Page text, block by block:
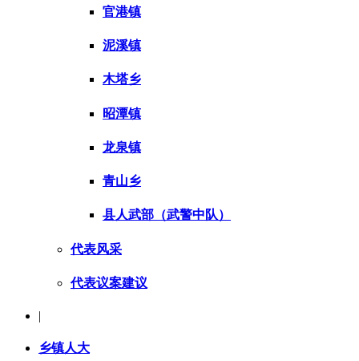
官港镇
泥溪镇
木塔乡
昭潭镇
龙泉镇
青山乡
县人武部（武警中队）
代表风采
代表议案建议
|
乡镇人大